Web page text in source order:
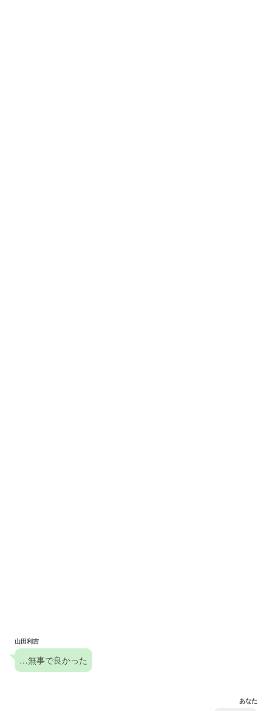
山田利吉
…無事で良かった
あなた